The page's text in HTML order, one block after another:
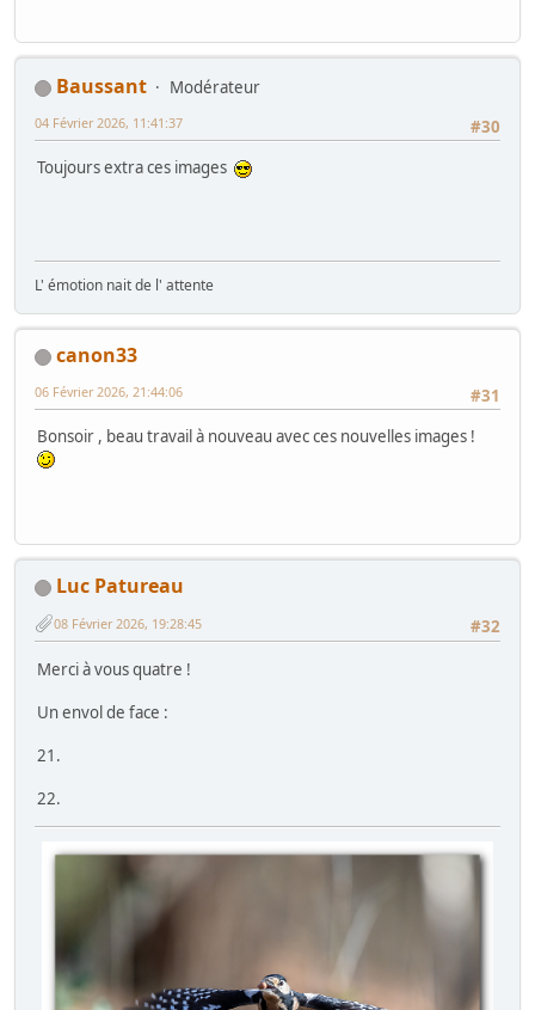
Baussant
Modérateur
#30
04 Février 2026, 11:41:37
Toujours extra ces images
L' émotion nait de l' attente
canon33
#31
06 Février 2026, 21:44:06
Bonsoir , beau travail à nouveau avec ces nouvelles images !
Luc Patureau
#32
08 Février 2026, 19:28:45
Merci à vous quatre !
Un envol de face :
21.
22.